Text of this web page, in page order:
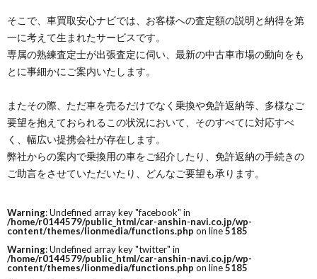
そこで、車買取安心ナビでは、お客様への査定額の説明と納得を第
一に考えて生まれたサービスです。
専属の熟練査定士が出張査定に伺い、最新の中古車市場の動向をも
とに事細かにご案内いたします。
またその際、ただ車を売るだけでなく乗換や免許返納等、多様なご
要望を抱えておられるこの状況において、そのすべてに対応すべ
く、幅広い提携会社が存在します。
弊社からの案内で乗換用の車をご紹介したり、免許返納の手続きの
ご助言をさせていただいたり、どんなご要望も承ります。
Warning: Undefined array key "facebook" in
/home/r0144579/public_html/car-anshin-navi.co.jp/wp-
content/themes/lionmedia/functions.php on line5185
Warning: Undefined array key "twitter" in
/home/r0144579/public_html/car-anshin-navi.co.jp/wp-
content/themes/lionmedia/functions.php on line5185